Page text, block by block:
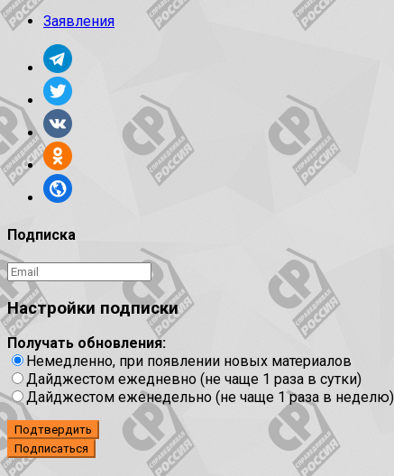
Заявления
Подписка
Настройки подписки
Получать обновления:
Немедленно, при появлении новых материалов
Дайджестом ежедневно (не чаще 1 раза в сутки)
Дайджестом еженедельно (не чаще 1 раза в неделю)
Подтвердить